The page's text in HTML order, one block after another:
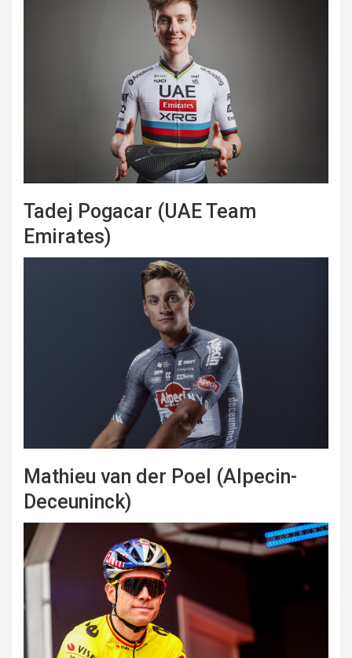
Tadej Pogacar (UAE Team
Emirates)
Mathieu van der Poel (Alpecin-
Deceuninck)